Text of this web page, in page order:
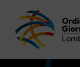
contenuto